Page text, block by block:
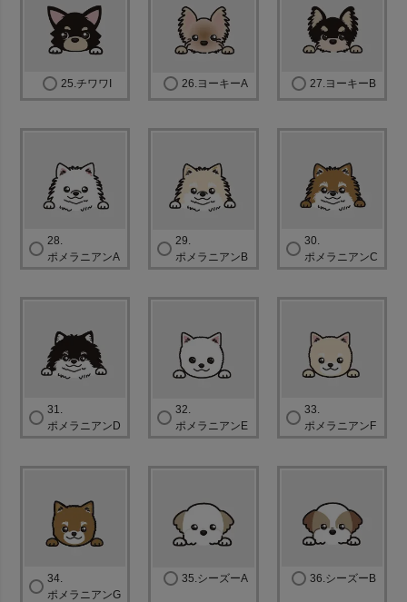
25.チワワI 26.ヨーキーA 27.ヨーキーB
28.
ポメラニアンA
29.
ポメラニアンB
30.
ポメラニアンC
31.
ポメラニアンD
32.
ポメラニアンE
33.
ポメラニアンF
34.
ポメラニアンG
35.シーズーA 36.シーズーB